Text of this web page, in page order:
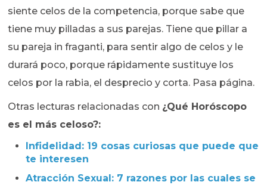
siente celos de la competencia, porque sabe que
tiene muy pilladas a sus parejas. Tiene que pillar a
su pareja in fraganti, para sentir algo de celos y le
durará poco, porque rápidamente sustituye los
celos por la rabia, el desprecio y corta. Pasa página.
Otras lecturas relacionadas con ¿Qué Horóscopo
es el más celoso?:
Infidelidad: 19 cosas curiosas que puede que
te interesen
Atracción Sexual: 7 razones por las cuales se